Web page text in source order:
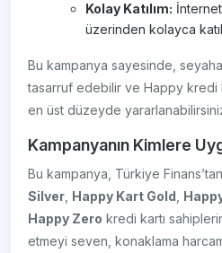
Kolay Katılım:
üzerinden kolayca
Bu kampanya sayesinde,
tasarruf edebilir ve Happy kredi
en üst düzeyde
Kampanyanın Kimlere
Bu kampanya, Türkiye
Silver Happy Kart Gold
Happy Zero kredi kartı
etmeyi seven, konaklama